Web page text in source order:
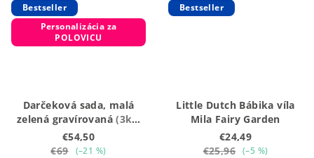
Bestseller
Personalizácia za
POLOVICU
Darčeková sada, malá
zelená gravírovaná(3ks:
Krúžky + Mojkáčik + box)
€54,50
€69
(–21 %)
Bestseller
Little Dutch Bábika víla
Mila Fairy Garden
€24,49
€25,96 (–5 %)